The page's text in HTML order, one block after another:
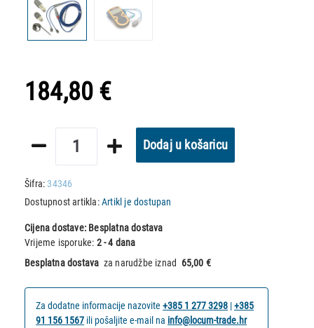
184,80 €
Dodaj u košaricu
Šifra:34346
Dostupnost artikla:Artikl je dostupan
Cijena dostave: Besplatna dostava
Vrijeme isporuke: 2 - 4 dana
Besplatna dostava za narudžbe iznad 65,00 €
Za dodatne informacije nazovite +385 1 277 3298 |+385
91 156 1567 ili pošaljite e-mail na info@locum-trade.hr